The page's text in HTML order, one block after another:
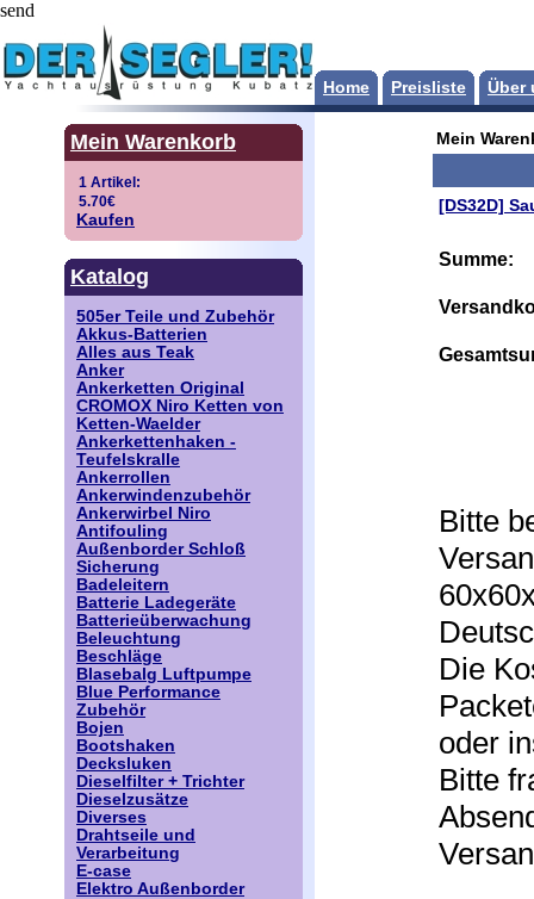
send
Home Preisliste Über
Mein Warenkorb
Kaufen
Katalog
505er Teile und Zubehör
Akkus-Batterien
Alles aus Teak
Anker
Ankerketten Original
CROMOX Niro Ketten von
Ketten-Waelder
Ankerkettenhaken -
Teufelskralle
Ankerrollen
Ankerwindenzubehör
Ankerwirbel Niro
Antifouling
Außenborder Schloß
Sicherung
Badeleitern
Batterie Ladegeräte
Batterieüberwachung
Beleuchtung
Beschläge
Blasebalg Luftpumpe
Blue Performance
Zubehör
Bojen
Bootshaken
Decksluken
Dieselfilter + Trichter
Dieselzusätze
Diverses
Drahtseile und
Verarbeitung
E-case
Elektro Außenborder
Mein
[DS32D]
Summe:
Bitte
Die
oder
Bitte